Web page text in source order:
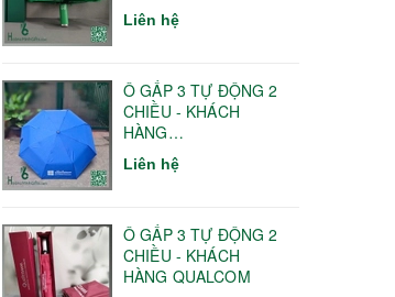
Liên hệ
Ô GẤP 3 TỰ ĐỘNG 2
CHIỀU - KHÁCH
HÀNG
HANOITELECOM
Liên hệ
Ô GẤP 3 TỰ ĐỘNG 2
CHIỀU - KHÁCH
HÀNG QUALCOM